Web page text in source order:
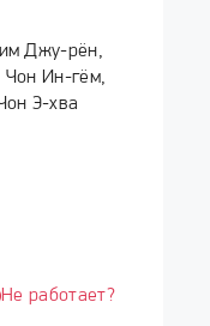
Джу-рён,
Ин-гём,
Э-хва
Не работает?